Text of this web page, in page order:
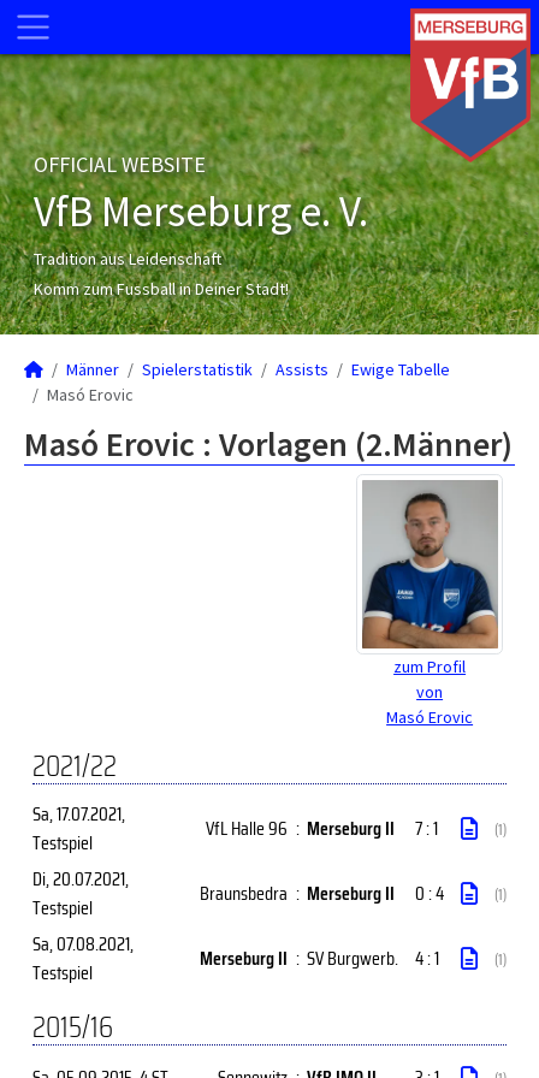
OFFICIAL WEBSITE
VfB Merseburg e. V.
Tradition aus Leidenschaft
Komm zum Fussball in Deiner Stadt!
Männer Spielerstatistik Assists
Ewige Tabelle
Masó Erovic
Masó Erovic : Vorlagen (2.Männer)
zum Profil
von
Masó Erovic
2021/22
Sa, 17.07.2021,
Testspiel
VfL Halle 96 : Merseburg II 7 : 1 (1)
Di, 20.07.2021,
Testspiel
Braunsbedra : Merseburg II 0 : 4 (1)
Sa, 07.08.2021,
Testspiel
Merseburg II : SV Burgwerb. 4 : 1 (1)
2015/16